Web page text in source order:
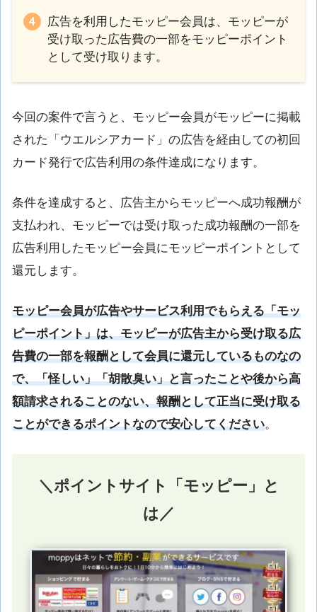
広告を利用したモッピー会員は、モッピーが
受け取った広告費の一部をモッピーポイント
として受け取ります。
今回の案件で言うと、モッピー会員がモッピーに掲載
された「ウエルシアカード」の広告を経由しての初回
カード発行で広告利用の条件達成になります。
条件を達成すると、広告主からモッピーへ成功報酬が
支払われ、モッピーでは受け取った成功報酬の一部を
広告利用したモッピー会員にモッピーポイントとして
還元します。
モッピー会員が広告やサービス利用でもらえる「モッ
ピーポイント」は、モッピーが広告主から受け取る広
告費の一部を報酬として会員に還元しているものなの
で、「怪しい」「胡散臭い」と言ったことや後から高
額請求されることのない、報酬として正当に受け取る
ことができるポイントなので安心してください。
＼ポイントサイト「モッピー」と
は／